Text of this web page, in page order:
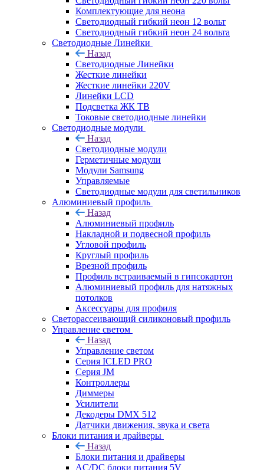
Комплектующие для неона
Светодиодный гибкий неон 12 вольт
Светодиодный гибкий неон 24 вольта
Светодиодные Линейки
Назад
Светодиодные Линейки
Жесткие линейки
Жесткие линейки 220V
Линейки LCD
Подсветка ЖК ТВ
Токовые светодиодные линейки
Светодиодные модули
Назад
Светодиодные модули
Герметичные модули
Модули Samsung
Управляемые
Светодиодные модули для светильников
Алюминиевый профиль
Назад
Алюминиевый профиль
Накладной и подвесной профиль
Угловой профиль
Круглый профиль
Врезной профиль
Профиль встраиваемый в гипсокартон
Алюминиевый профиль для натяжных
потолков
Аксессуары для профиля
Светорассеивающий силиконовый профиль
Управление светом
Назад
Управление светом
Серия ICLED PRO
Серия JM
Контроллеры
Диммеры
Усилители
Декодеры DMX 512
Датчики движения, звука и света
Блоки питания и драйверы
Назад
Блоки питания и драйверы
AC/DC блоки питания 5V